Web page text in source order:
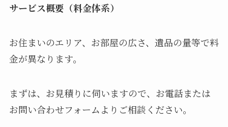
サービス概要（料金体系）
お住まいのエリア、お部屋の広さ、遺品の量等で料
金が異なります。
まずは、お見積りに伺いますので、お電話または
お問い合わせフォームよりご相談ください。